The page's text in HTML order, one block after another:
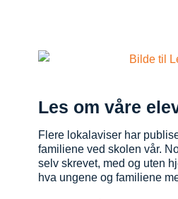
Les om våre
Flere lokalaviser har
familiene ved skolen vår.
selv skrevet, med og uten
hva ungene og familiene